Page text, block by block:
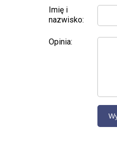
Imię i
nazwisko:
Opinia: